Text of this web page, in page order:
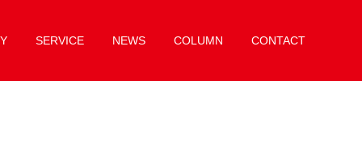
SERVICE NEWS COLUMN CONTACT